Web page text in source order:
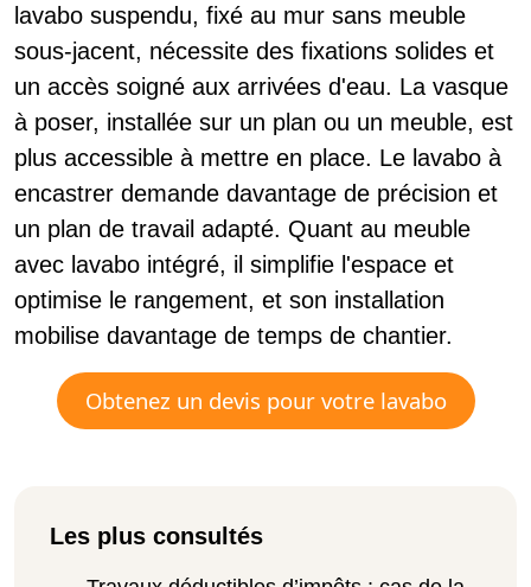
lavabo suspendu, fixé au mur sans meuble
sous-jacent, nécessite des fixations solides et
un accès soigné aux arrivées d'eau. La vasque
à poser, installée sur un plan ou un meuble, est
plus accessible à mettre en place. Le lavabo à
encastrer demande davantage de précision et
un plan de travail adapté. Quant au meuble
avec lavabo intégré, il simplifie l'espace et
optimise le rangement, et son installation
mobilise davantage de temps de chantier.
Obtenez un devis pour votre lavabo
Les plus consultés